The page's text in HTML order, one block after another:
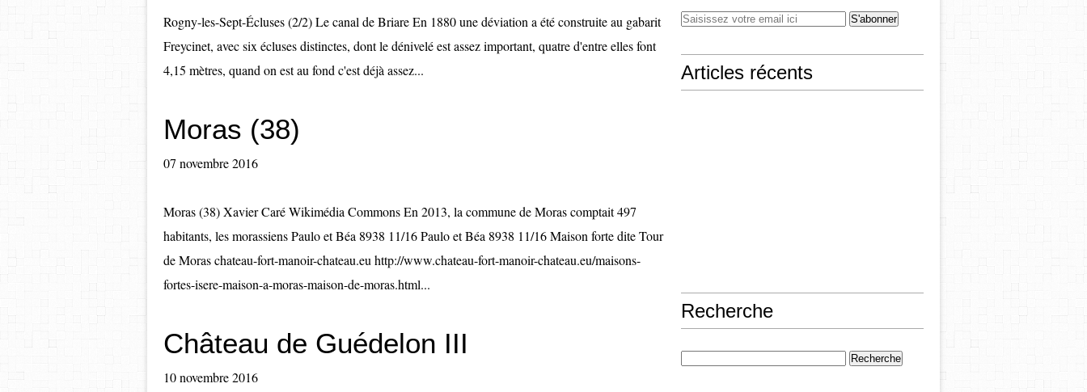
Rogny-les-Sept-Écluses (2/2) Le canal de Briare En 1880 une déviation a été construite au gabarit
Freycinet, avec six écluses distinctes, dont le dénivelé est assez important, quatre d'entre elles font
4,15 mètres, quand on est au fond c'est déjà assez...
Moras (38)
07 novembre 2016
Moras (38) Xavier Caré Wikimédia Commons En 2013, la commune de Moras comptait 497
habitants, les morassiens Paulo et Béa 8938 11/16 Paulo et Béa 8938 11/16 Maison forte dite Tour
de Moras chateau-fort-manoir-chateau.eu http://www.chateau-fort-manoir-chateau.eu/maisons-
fortes-isere-maison-a-moras-maison-de-moras.html...
Château de Guédelon III
10 novembre 2016
Articles récents
Recherche